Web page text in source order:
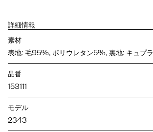
詳細情報
素材
表地: 毛95%, ポリウレタン5%, 裏地: キュプラ
品番
153111
モデル
2343